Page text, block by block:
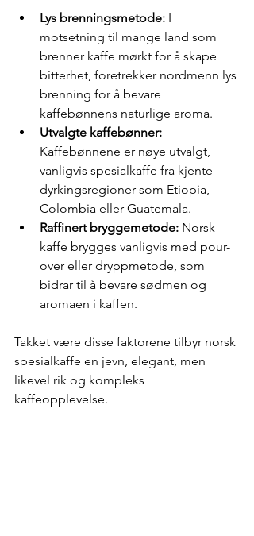
Lys brenningsmetode: I
motsetning til mange land som
brenner kaffe mørkt for å skape
bitterhet, foretrekker nordmenn lys
brenning for å bevare
kaffebønnens naturlige aroma.
Utvalgte kaffebønner:
Kaffebønnene er nøye utvalgt,
vanligvis spesialkaffe fra kjente
dyrkingsregioner som Etiopia,
Colombia eller Guatemala.
Raffinert bryggemetode: Norsk
kaffe brygges vanligvis med pour-
over eller dryppmetode, som
bidrar til å bevare sødmen og
aromaen i kaffen.
Takket være disse faktorene tilbyr norsk
spesialkaffe en jevn, elegant, men
likevel rik og kompleks
kaffeopplevelse.